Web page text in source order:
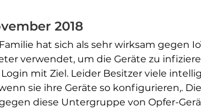
2018
hat sich als sehr wirksam gegen
verwendet, um die Geräte zu
mit Ziel. Leider Besitzer viele
sie ihre Geräte so konfigurieren,.
diese Untergruppe von Opfer-